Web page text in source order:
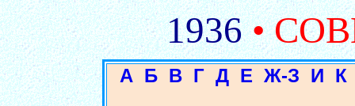
1936 •
А Б В Г Д Е Ж-З И К